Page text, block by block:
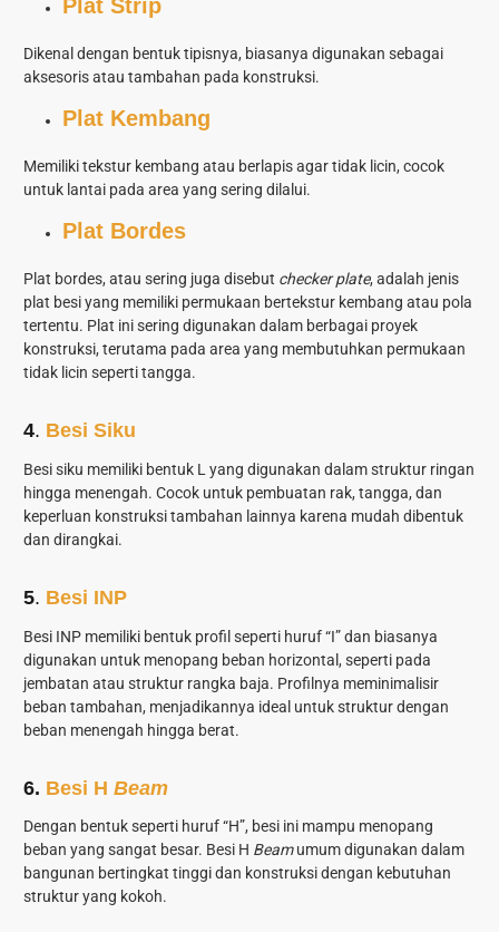
Plat Strip
Dikenal dengan bentuk tipisnya, biasanya digunakan sebagai
aksesoris atau tambahan pada konstruksi.
Plat Kembang
Memiliki tekstur kembang atau berlapis agar tidak licin, cocok
untuk lantai pada area yang sering dilalui.
Plat Bordes
Plat bordes, atau sering juga disebut checker plate, adalah jenis
plat besi yang memiliki permukaan bertekstur kembang atau pola
tertentu. Plat ini sering digunakan dalam berbagai proyek
konstruksi, terutama pada area yang membutuhkan permukaan
tidak licin seperti tangga.
4. Besi Siku
Besi siku memiliki bentuk L yang digunakan dalam struktur ringan
hingga menengah. Cocok untuk pembuatan rak, tangga, dan
keperluan konstruksi tambahan lainnya karena mudah dibentuk
dan dirangkai.
5. Besi INP
Besi INP memiliki bentuk profil seperti huruf “I” dan biasanya
digunakan untuk menopang beban horizontal, seperti pada
jembatan atau struktur rangka baja. Profilnya meminimalisir
beban tambahan, menjadikannya ideal untuk struktur dengan
beban menengah hingga berat.
6. Besi H Beam
Dengan bentuk seperti huruf “H”, besi ini mampu menopang
beban yang sangat besar. Besi H Beamumum digunakan dalam
bangunan bertingkat tinggi dan konstruksi dengan kebutuhan
struktur yang kokoh.